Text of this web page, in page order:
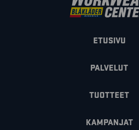
ETUSIVU
PALVELUT
TUOTTEET
KAMPANJAT